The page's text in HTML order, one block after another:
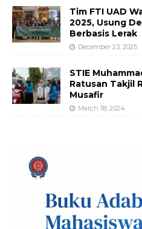
Tim FTI UAD
2025, Usung
Berbasis Lerak
December 23, 2025
STIE
Ratusan Takjil
Musafir
March 18, 2024